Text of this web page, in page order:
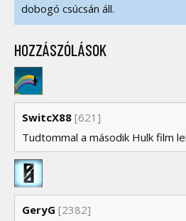
dobogó csúcsán áll.
HOZZÁSZÓLÁSOK
SwitcX88 [621]
Tudtommal a második Hulk film
GeryG [2382]